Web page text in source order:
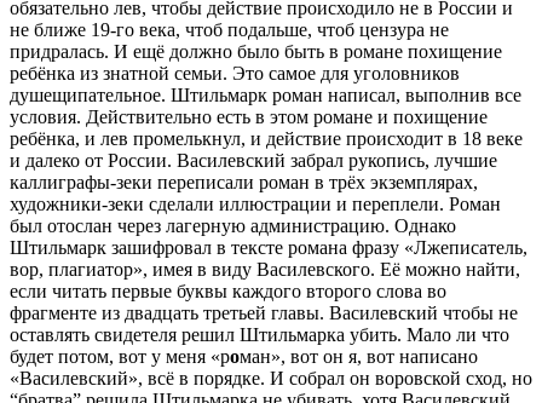
обязательно лев, чтобы действие происходило не в России и
не ближе 19-го века, чтоб подальше, чтоб цензура не
придралась. И ещё должно было быть в романе похищение
ребёнка из знатной семьи. Это самое для уголовников
душещипательное. Штильмарк роман написал, выполнив все
условия. Действительно есть в этом романе и похищение
ребёнка, и лев промелькнул, и действие происходит в 18 веке
и далеко от России. Василевский забрал рукопись, лучшие
каллиграфы-зеки переписали роман в трёх экземплярах,
художники-зеки сделали иллюстрации и переплели. Роман
был отослан через лагерную администрацию. Однако
Штильмарк зашифровал в тексте романа фразу «Лжеписатель,
вор, плагиатор», имея в виду Василевского. Её можно найти,
если читать первые буквы каждого второго слова во
фрагменте из двадцать третьей главы. Василевский чтобы не
оставлять свидетеля решил Штильмарка убить. Мало ли что
будет потом, вот у меня «роман», вот он я, вот написано
«Василевский», всё в порядке. И собрал он воровской сход, но